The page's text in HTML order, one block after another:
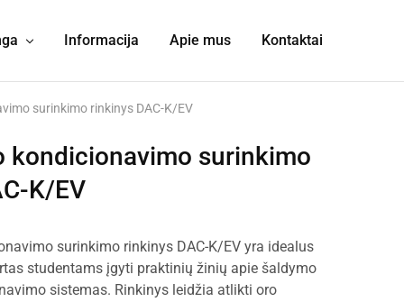
Informacija Apie mus Kontaktai
surinkimo rinkinys DAC-K/EV
kondicionavimo surinkimo
K/EV
surinkimo rinkinys DAC-K/EV yra idealus
studentams įgyti praktinių žinių apie šaldymo
sistemas. Rinkinys leidžia atlikti oro